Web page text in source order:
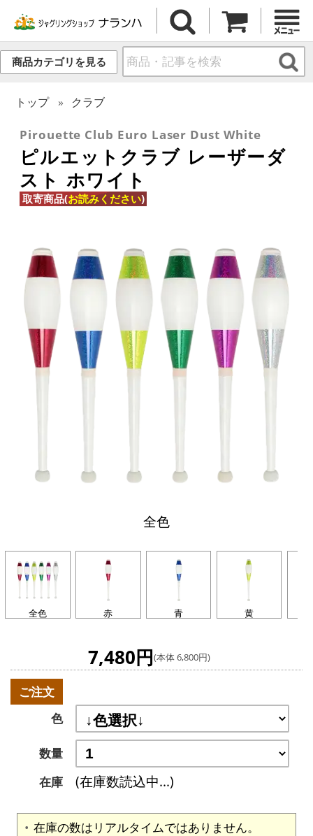
商品カテゴリを見る
トップ クラブ
Pirouette Club Euro Laser Dust White
ピルエットクラブ レーザーダ
スト ホワイト
取寄商品(お読みください)
全色
全色 赤 青 黄
7,480円(本体 6,800円)
ご注文
色
数量
在庫
(在庫数読込中...)
在庫の数はリアルタイムではありません。